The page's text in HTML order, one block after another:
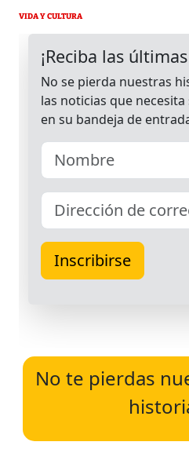
VIDA Y CULTURA
No te pierdas